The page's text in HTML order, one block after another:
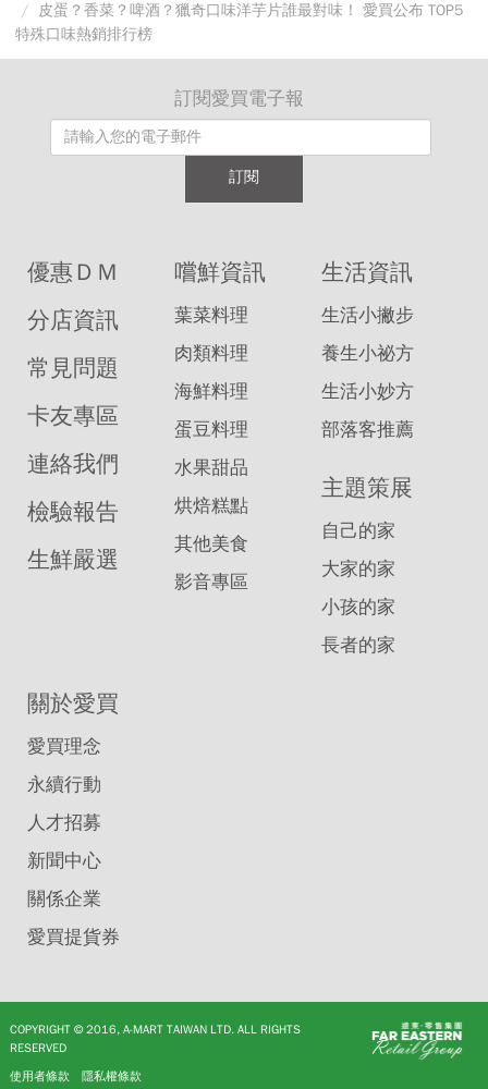
皮蛋？香菜？啤酒？獵奇口味洋芋片誰最對味！ 愛買公布 TOP5
特殊口味熱銷排行榜
訂閱愛買電子報
訂閱
優惠ＤＭ
分店資訊
常見問題
卡友專區
連絡我們
檢驗報告
生鮮嚴選
嚐鮮資訊
葉菜料理
肉類料理
海鮮料理
蛋豆料理
水果甜品
烘焙糕點
其他美食
影音專區
生活資訊
生活小撇步
養生小祕方
生活小妙方
部落客推薦
主題策展
自己的家
大家的家
小孩的家
長者的家
關於愛買
愛買理念
永續行動
人才招募
新聞中心
關係企業
愛買提貨券
COPYRIGHT © 2016, A-MART TAIWAN LTD. ALL RIGHTS
RESERVED
使用者條款
隱私權條款